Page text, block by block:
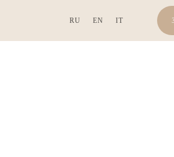
RU EN IT